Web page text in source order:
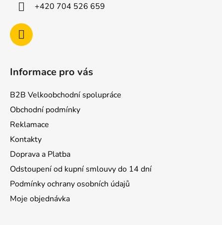
+420 704 526 659
Informace pro vás
B2B Velkoobchodní spolupráce
Obchodní podmínky
Reklamace
Kontakty
Doprava a Platba
Odstoupení od kupní smlouvy do 14 dní
Podmínky ochrany osobních údajů
Moje objednávka